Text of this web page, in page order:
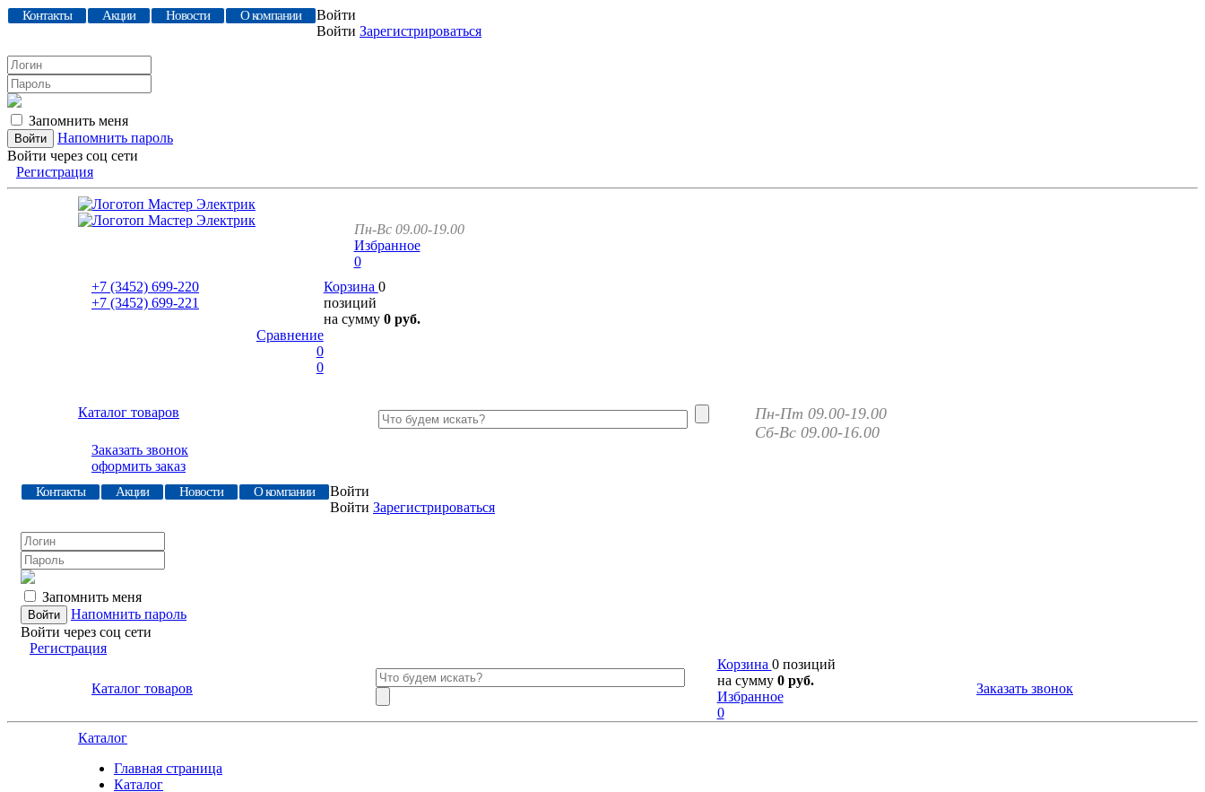
Контакты Акции Новости О компании
Войти
Войти Зарегистрироваться
Запомнить меня
Напомнить пароль
Войти через соц сети
Регистрация
Пн-Вс 09.00-19.00
Избранное
0
+7 (3452) 699-220
+7 (3452) 699-221
Корзина 0
позиций
на сумму 0 руб.
Сравнение
0
0
Каталог товаров
Пн-Пт 09.00-19.00
Сб-Вс 09.00-16.00
Заказать звонок
оформить заказ
Контакты Акции Новости О компании
Войти
Войти Зарегистрироваться
Запомнить меня
Напомнить пароль
Войти через соц сети
Регистрация
Каталог товаров
Корзина 0 позиций
на сумму 0 руб.
Избранное
0
Заказать звонок
Каталог
Главная страница
Каталог